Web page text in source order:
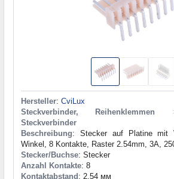
Hersteller: CviLux
Steckverbinder, Reihenklemmen
Steckverbinder
Beschreibung: Stecker auf Platine mit
Winkel, 8 Kontakte, Raster 2.54mm, 3A,
Stecker/Buchse: Stecker
Anzahl Kontakte: 8
Kontaktabstand : 2,54 мм